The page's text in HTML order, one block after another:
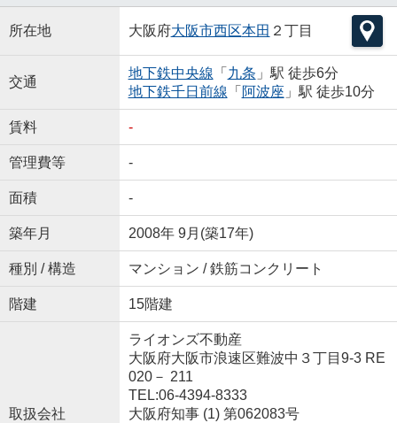
所在地 大阪府大阪市西区本田 ２丁目
交通
地下鉄中央線 「 九条 」駅 徒歩6分
地下鉄千日前線 「 阿波座 」駅 徒歩10分
賃料 -
管理費等 -
面積 -
築年月 2008年 9月(築17年)
種別 / 構造 マンション / 鉄筋コンクリート
階建 15階建
取扱会社
ライオンズ不動産
大阪府大阪市浪速区難波中３丁目9-3 RE
020－ 211
TEL:06-4394-8333
大阪府知事 (1) 第062083号